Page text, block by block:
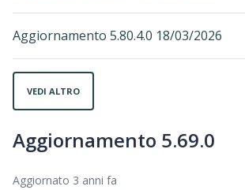
Aggiornamento 5.80.4.0 18/03/2026
VEDI ALTRO
Aggiornamento 5.69.0
Aggiornato 3 anni fa